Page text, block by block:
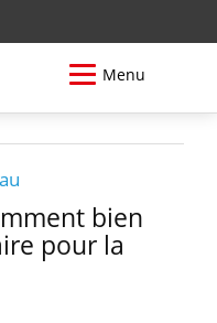
Menu
bien
pour la